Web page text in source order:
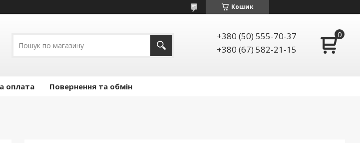
Кошик
+380 (50) 555-70-37
+380 (67) 582-21-15
оплата Повернення та обмін